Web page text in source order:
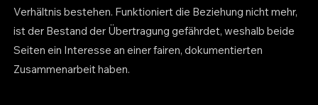
Verhältnis bestehen. Funktioniert die Beziehung nicht mehr,
ist der Bestand der Übertragung gefährdet, weshalb beide
Seiten ein Interesse an einer fairen, dokumentierten
Zusammenarbeit haben.